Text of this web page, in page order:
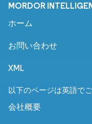
MORDOR
ホーム
お問い合わせ
XML
以下のページは英語で
会社概要